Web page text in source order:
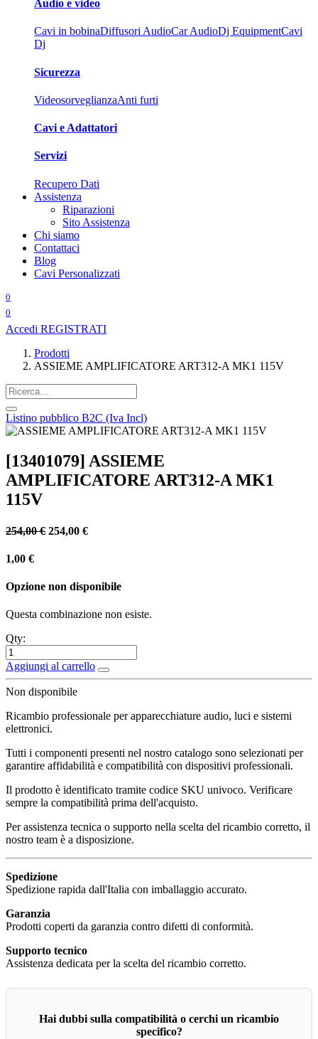
Audio e video
Cavi in bobinaDiffusori AudioCar AudioDj EquipmentCavi
Dj
Sicurezza
VideosorveglianzaAnti furti
Cavi e Adattatori
Servizi
Recupero Dati
Assistenza
Riparazioni
Sito Assistenza
Chi siamo
Contattaci
Blog
Cavi Personalizzati
0
0
Accedi REGISTRATI
Prodotti
ASSIEME AMPLIFICATORE ART312-A MK1 115V
Listino pubblico B2C (Iva Incl)
[13401079] ASSIEME
AMPLIFICATORE ART312-A MK1
115V
254,00€ 254,00 €
1,00 €
Opzione non disponibile
Questa combinazione non esiste.
Qty:
Aggiungi al carrello
Non disponibile
Ricambio professionale per apparecchiature audio, luci e sistemi
elettronici.
Tutti i componenti presenti nel nostro catalogo sono selezionati per
garantire affidabilità e compatibilità con dispositivi professionali.
Il prodotto è identificato tramite codice SKU univoco. Verificare
sempre la compatibilità prima dell'acquisto.
Per assistenza tecnica o supporto nella scelta del ricambio corretto, il
nostro team è a disposizione.
Spedizione
Spedizione rapida dall'Italia con imballaggio accurato.
Garanzia
Prodotti coperti da garanzia contro difetti di conformità.
Supporto tecnico
Assistenza dedicata per la scelta del ricambio corretto.
Hai dubbi sulla compatibilità o cerchi un ricambio
specifico?